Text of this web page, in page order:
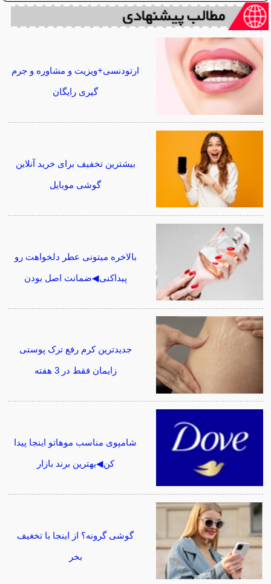
ارتودنسی+ویزیت و مشاوره و جرم
گیری رایگان
بیشترین تخفیف برای خرید آنلاین
گوشی موبایل
بالاخره میتونی عطر دلخواهت رو
پیداکنی◀ضمانت اصل بودن
جدیدترین کرم رفع ترک پوستی
زایمان فقط در 3 هفته
شامپوی مناسب موهاتو اینجا پیدا
کن◀بهترین برند بازار
گوشی گرونه؟ از اینجا با تخغیف
بخر